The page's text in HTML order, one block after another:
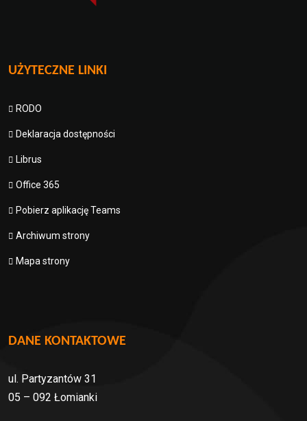
UŻYTECZNE LINKI
RODO
Deklaracja dostępności
Librus
Office 365
Pobierz aplikację Teams
Archiwum strony
Mapa strony
DANE KONTAKTOWE
ul. Partyzantów 31
05 – 092 Łomianki